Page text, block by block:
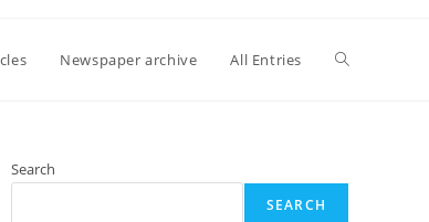
Newspaper archive All Entries Toggle
Search
SEARCH